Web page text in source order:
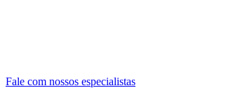
Fale com nossos especialistas